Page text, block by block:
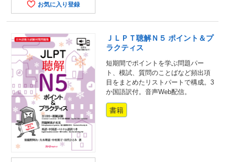
お気に入り登録
ＪＬＰＴ聴解Ｎ５ ポイント＆プ
ラクティス
短期間でポイントを学ぶ問題パー
ト、模試、質問のことばなど頻出項
目をまとめたリストパートで構成。3
か国語訳付。音声Web配信。
書籍